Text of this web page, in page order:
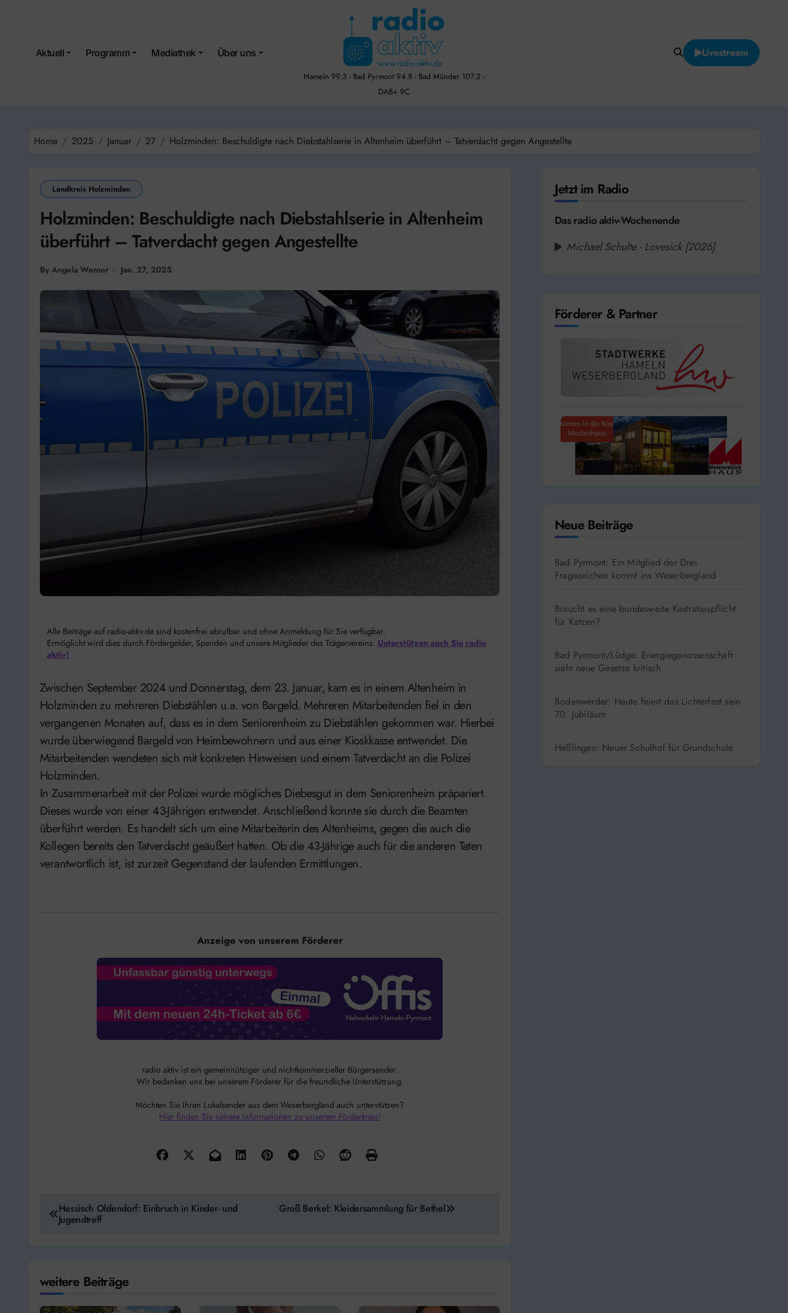
Aktuell Programm Mediathek Über uns
Hameln 99.3 - Bad Pyrmont 94.8 - Bad Münder 107.2 -
DAB+ 9C
Livestream
Home 2025 Januar 27 Holzminden: Beschuldigte nach Diebstahlserie in Altenheim überführt – Tatverdacht gegen Angestellte
Landkreis Holzminden
Holzminden: Beschuldigte nach Diebstahlserie in Altenheim
überführt – Tatverdacht gegen Angestellte
By Angela Werner Jan. 27, 2025
Alle Beiträge auf radio-aktiv.de sind kostenfrei abrufbar und ohne Anmeldung für Sie verfügbar.
Ermöglicht wird dies durch Fördergelder, Spenden und unsere Mitglieder des Trägervereins. Unterstützen auch Sie radio
aktiv!
Zwischen September 2024 und Donnerstag, dem 23. Januar, kam es in einem Altenheim in
Holzminden zu mehreren Diebstählen u.a. von Bargeld. Mehreren Mitarbeitenden fiel in den
vergangenen Monaten auf, dass es in dem Seniorenheim zu Diebstählen gekommen war. Hierbei
wurde überwiegend Bargeld von Heimbewohnern und aus einer Kioskkasse entwendet. Die
Mitarbeitenden wendeten sich mit konkreten Hinweisen und einem Tatverdacht an die Polizei
Holzminden.
In Zusammenarbeit mit der Polizei wurde mögliches Diebesgut in dem Seniorenheim präpariert.
Dieses wurde von einer 43-Jährigen entwendet. Anschließend konnte sie durch die Beamten
überführt werden. Es handelt sich um eine Mitarbeiterin des Altenheims, gegen die auch die
Kollegen bereits den Tatverdacht geäußert hatten. Ob die 43-Jährige auch für die anderen Taten
verantwortlich ist, ist zurzeit Gegenstand der laufenden Ermittlungen.
Anzeige von unserem Förderer
radio aktiv ist ein gemeinnütziger und nichtkommerzieller Bürgersender.
Wir bedanken uns bei unserem Förderer für die freundliche Unterstützung.
Möchten Sie Ihren Lokalsender aus dem Weserbergland auch unterstützen?
Hier finden Sie nähere Informationen zu unserem Förderkreis!
Beitragsnavigation
Hessisch Oldendorf: Einbruch in Kinder- und
Jugendtreff
Groß Berkel: Kleidersammlung für Bethel
weitere Beiträge
Jetzt im Radio
Das radio aktiv-Wochenende
Michael Schulte - Lovesick [2026]
Förderer & Partner
Neue Beiträge
Bad Pyrmont: Ein Mitglied der Drei
Fragezeichen kommt ins Weserbergland
Braucht es eine bundesweite Kastratiospflicht
für Katzen?
Bad Pyrmont/Lüdge: Energiegenossenschaft
sieht neue Gesetze kritisch
Bodenwerder: Heute feiert das Lichterfest sein
70. Jubiläum
Heßlingen: Neuer Schulhof für Grundschule